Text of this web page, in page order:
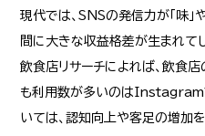
現代では、SNSの発信力が「味」
間に大きな収益格差が生まれて
飲食店リサーチによれば、飲食
も利用数が多いのはInstagram
いては、認知向上や客足の増加